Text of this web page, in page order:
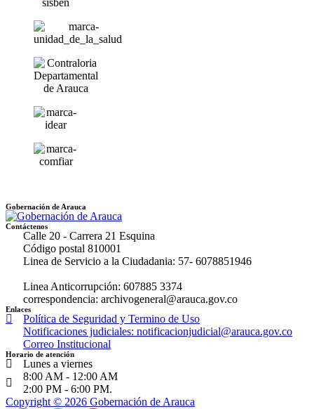
Gobernación de Arauca
Contáctenos
Calle 20 - Carrera 21 Esquina
Código postal 810001
Linea de Servicio a la Ciudadania: 57- 6078851946
Linea Anticorrupción: 607885 3374
correspondencia: archivogeneral@arauca.gov.co
Enlaces
Política de Seguridad y Termino de Uso
Notificaciones judiciales: notificacionjudicial@arauca.gov.co
Correo Institucional
Horario de atención
Lunes a viernes
8:00 AM - 12:00 AM
2:00 PM - 6:00 PM.
Copyright © 2026 Gobernación de Arauca